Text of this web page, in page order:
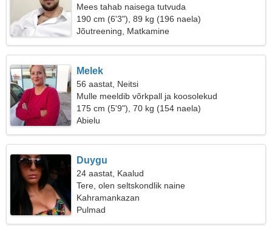
Mees tahab naisega tutvuda
190 cm (6'3"), 89 kg (196 naela)
Jõutreening, Matkamine
Melek
56 aastat, Neitsi
Mulle meeldib võrkpall ja koosolekud
175 cm (5'9"), 70 kg (154 naela)
Abielu
Duygu
24 aastat, Kaalud
Tere, olen seltskondlik naine
Kahramankazan
Pulmad